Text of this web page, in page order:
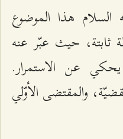
السلام هذا الموضوع
ثابتة، حيث عبّر عنه
عن الاستمرار.
والمقتضى الأوّلي